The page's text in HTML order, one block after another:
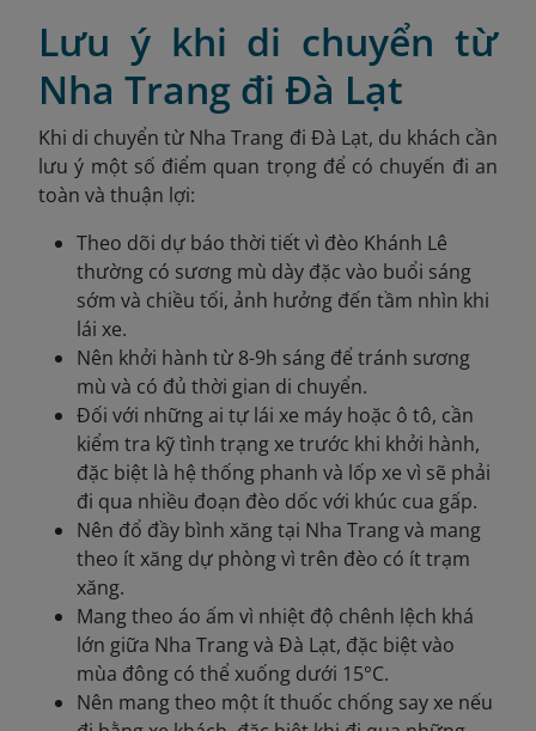
Lưu ý khi di chuyển từ
Nha Trang đi Đà Lạt
Khi di chuyển từ Nha Trang đi Đà Lạt, du khách cần
lưu ý một số điểm quan trọng để có chuyến đi an
toàn và thuận lợi:
Theo dõi dự báo thời tiết vì đèo Khánh Lê
thường có sương mù dày đặc vào buổi sáng
sớm và chiều tối, ảnh hưởng đến tầm nhìn khi
lái xe.
Nên khởi hành từ 8-9h sáng để tránh sương
mù và có đủ thời gian di chuyển.
Đối với những ai tự lái xe máy hoặc ô tô, cần
kiểm tra kỹ tình trạng xe trước khi khởi hành,
đặc biệt là hệ thống phanh và lốp xe vì sẽ phải
đi qua nhiều đoạn đèo dốc với khúc cua gấp.
Nên đổ đầy bình xăng tại Nha Trang và mang
theo ít xăng dự phòng vì trên đèo có ít trạm
xăng.
Mang theo áo ấm vì nhiệt độ chênh lệch khá
lớn giữa Nha Trang và Đà Lạt, đặc biệt vào
mùa đông có thể xuống dưới 15°C.
Nên mang theo một ít thuốc chống say xe nếu